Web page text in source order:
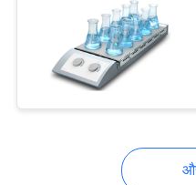
ड्रायर